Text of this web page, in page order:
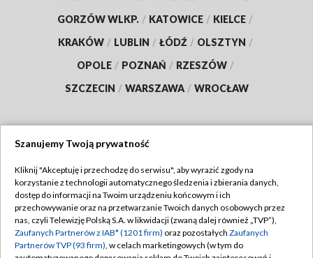
GORZÓW WLKP. / KATOWICE / KIELCE /
KRAKÓW / LUBLIN / ŁÓDŹ / OLSZTYN /
OPOLE / POZNAŃ / RZESZÓW /
SZCZECIN / WARSZAWA / WROCŁAW
TVP
Abonament TVP
Emisja w TVP
Centrum informacji TVP
Regulamin TVP
Polityka prywatności
Szanujemy Twoją prywatność
Kliknij "Akceptuję i przechodzę do serwisu", aby wyrazić zgody na
korzystanie z technologii automatycznego śledzenia i zbierania danych,
dostęp do informacji na Twoim urządzeniu końcowym i ich
przechowywanie oraz na przetwarzanie Twoich danych osobowych przez
nas, czyli Telewizję Polską S.A. w likwidacji (zwaną dalej również „TVP”),
Zaufanych Partnerów z IAB* (1201 firm) oraz pozostałych Zaufanych
Partnerów TVP (93 firm), w celach marketingowych (w tym do